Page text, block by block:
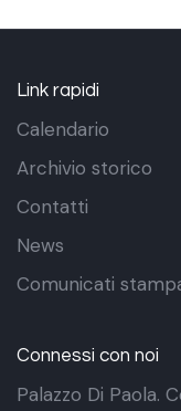
Link rapidi
Calendario
Archivio storico
Contatti
News
Comunicati
Connessi con noi
Palazzo Di Paola.